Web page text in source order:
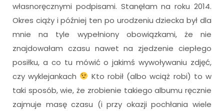
własnoręcznymi podpisami. Stanęłam na roku 2014.
Okres ciąży i później ten po urodzeniu dziecka był dla
mnie na tyle wypełniony obowiązkami, że nie
znajdowałam czasu nawet na zjedzenie ciepłego
posiłku, a co tu mówić o jakimś wywoływaniu zdjęć,
czy wyklejankach
Kto robił (albo wciąż robi) to w
taki sposób, wie, że zrobienie takiego albumu ręcznie
zajmuje masę czasu (i przy okazji pochłania wiele